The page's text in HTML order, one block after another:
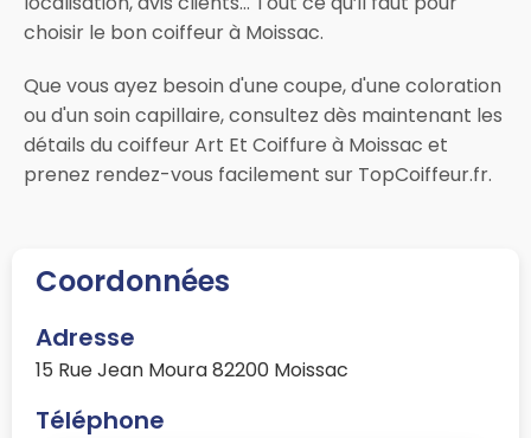
choisir le bon coiffeur à Moissac.
Que vous ayez besoin d'une coupe, d'une coloration
ou d'un soin capillaire, consultez dès maintenant les
détails du coiffeur Art Et Coiffure à Moissac et
prenez rendez-vous facilement sur TopCoiffeur.fr.
Coordonnées
Adresse
15 Rue Jean Moura 82200 Moissac
Téléphone